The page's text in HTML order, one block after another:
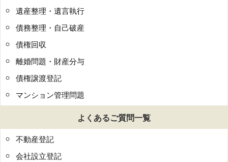
遺産整理・遺言執行
債務整理・自己破産
債権回収
離婚問題・財産分与
債権譲渡登記
マンション管理問題
よくあるご質問一覧
不動産登記
会社設立登記